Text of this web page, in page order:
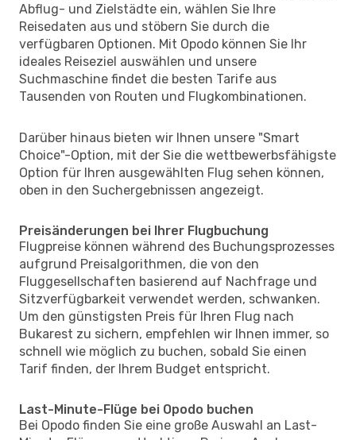
Abflug- und Zielstädte ein, wählen Sie Ihre
Reisedaten aus und stöbern Sie durch die
verfügbaren Optionen. Mit Opodo können Sie Ihr
ideales Reiseziel auswählen und unsere
Suchmaschine findet die besten Tarife aus
Tausenden von Routen und Flugkombinationen.
Darüber hinaus bieten wir Ihnen unsere "Smart
Choice"-Option, mit der Sie die wettbewerbsfähigste
Option für Ihren ausgewählten Flug sehen können,
oben in den Suchergebnissen angezeigt.
Preisänderungen bei Ihrer Flugbuchung
Flugpreise können während des Buchungsprozesses
aufgrund Preisalgorithmen, die von den
Fluggesellschaften basierend auf Nachfrage und
Sitzverfügbarkeit verwendet werden, schwanken.
Um den günstigsten Preis für Ihren Flug nach
Bukarest zu sichern, empfehlen wir Ihnen immer, so
schnell wie möglich zu buchen, sobald Sie einen
Tarif finden, der Ihrem Budget entspricht.
Last-Minute-Flüge bei Opodo buchen
Bei Opodo finden Sie eine große Auswahl an Last-